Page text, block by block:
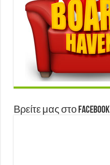
Βρείτε μας στο Facebook